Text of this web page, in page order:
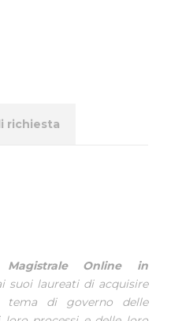
richiesta
Online in
suoi laureati di acquisire
tema di governo delle